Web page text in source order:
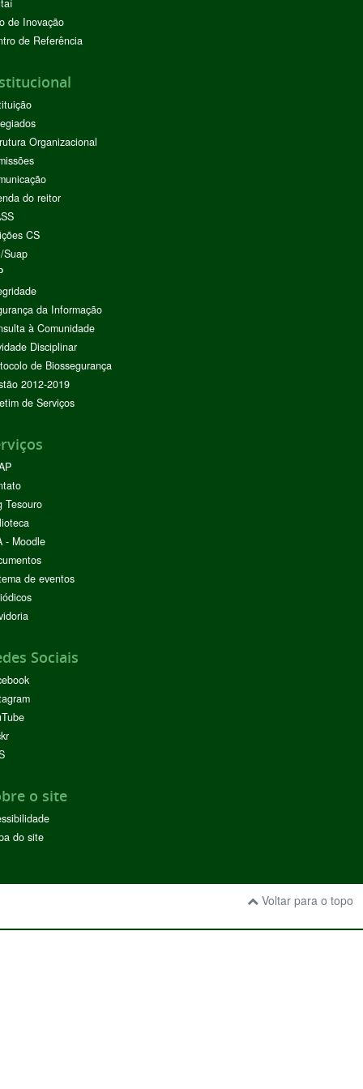
de Inovação
de Referência
Organizacional
do reitor
CS
Suap
da Informação
à Comunidade
Disciplinar
de Biossegurança
2012-2019
de Serviços
Tesouro
- Moodle
de eventos
Sociais
o site
do site
Voltar para o topo